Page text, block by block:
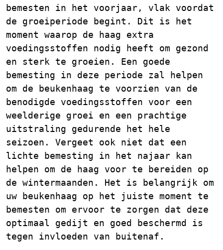
bemesten in het voorjaar, vlak voordat
de groeiperiode begint. Dit is het
moment waarop de haag extra
voedingsstoffen nodig heeft om gezond
en sterk te groeien. Een goede
bemesting in deze periode zal helpen
om de beukenhaag te voorzien van de
benodigde voedingsstoffen voor een
weelderige groei en een prachtige
uitstraling gedurende het hele
seizoen. Vergeet ook niet dat een
lichte bemesting in het najaar kan
helpen om de haag voor te bereiden op
de wintermaanden. Het is belangrijk om
uw beukenhaag op het juiste moment te
bemesten om ervoor te zorgen dat deze
optimaal gedijt en goed beschermd is
tegen invloeden van buitenaf.